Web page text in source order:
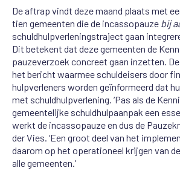
De aftrap vindt deze maand plaats met
tien gemeenten die de incassopauze bij
schuldhulpverleningstraject gaan
Dit betekent dat deze gemeenten de
pauzeverzoek concreet gaan inzetten.
het bericht waarmee schuldeisers door
hulpverleners worden geïnformeerd dat
met schuldhulpverlening. ‘Pas als de
gemeentelijke schuldhulpaanpak een
werkt de incassopauze en dus de
der Vies. ‘Een groot deel van het
daarom op het operationeel krijgen van
alle gemeenten.’